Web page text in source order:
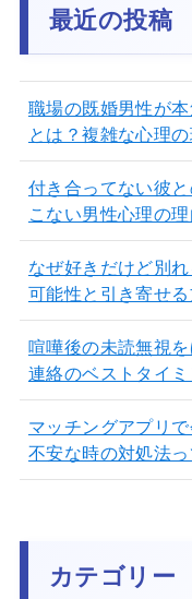
最近の投稿
職場の既婚男性が
とは？複雑な心理
付き合ってない彼
こない男性心理の理
なぜ好きだけど別
可能性と引き寄せ
喧嘩後の未読無視
連絡のベストタイ
マッチングアプリ
不安な時の対処法っ
カテゴリー